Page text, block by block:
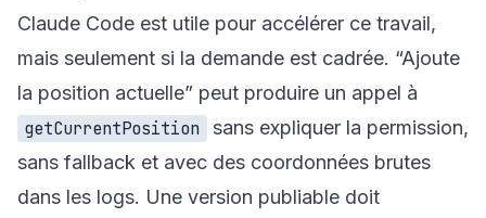
Claude Code est utile pour accélérer ce travail,
mais seulement si la demande est cadrée. “Ajoute
la position actuelle” peut produire un appel à
getCurrentPosition
sans expliquer la permission,
sans fallback et avec des coordonnées brutes
dans les logs. Une version publiable doit